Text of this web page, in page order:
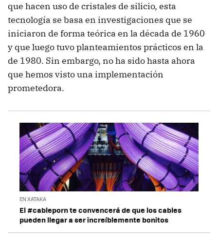
que hacen uso de cristales de silicio, esta
tecnología se basa en investigaciones que se
iniciaron de forma teórica en la década de 1960
y que luego tuvo planteamientos prácticos en la
de 1980. Sin embargo, no ha sido hasta ahora
que hemos visto una implementación
prometedora.
EN XATAKA
El #cableporn te convencerá de que los cables
pueden llegar a ser increíblemente bonitos